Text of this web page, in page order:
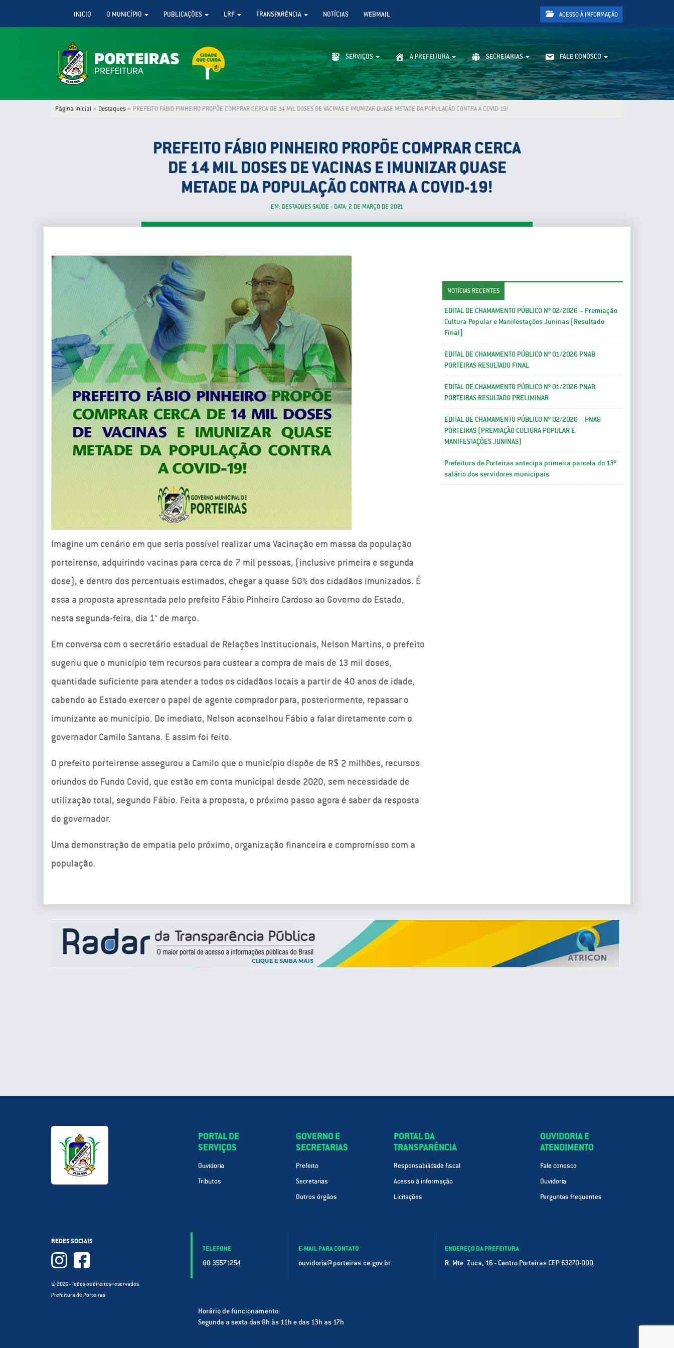
INICIO O MUNICÍPIO PUBLICAÇÕES LRF TRANSPARÊNCIA NOTÍCIAS WEBMAIL ACESSO À INFORMAÇÃO
SERVIÇOS A PREFEITURA SECRETARIAS FALE CONOSCO
Página Inicial » Destaques » PREFEITO FÁBIO PINHEIRO PROPÕE COMPRAR CERCA DE 14 MIL DOSES DE VACINAS E IMUNIZAR QUASE METADE DA POPULAÇÃO CONTRA A COVID-19!
PREFEITO FÁBIO PINHEIRO PROPÕE COMPRAR CERCA
DE 14 MIL DOSES DE VACINAS E IMUNIZAR QUASE
METADE DA POPULAÇÃO CONTRA A COVID-19!
EM: DESTAQUES SAÚDE - DATA: 2 DE MARÇO DE 2021
Imagine um cenário em que seria possível realizar uma Vacinação em massa da população
porteirense, adquirindo vacinas para cerca de 7 mil pessoas, (inclusive primeira e segunda
dose), e dentro dos percentuais estimados, chegar a quase 50% dos cidadãos imunizados. É
essa a proposta apresentada pelo prefeito Fábio Pinheiro Cardoso ao Governo do Estado,
nesta segunda-feira, dia 1° de março.
Em conversa com o secretário estadual de Relações Institucionais, Nelson Martins, o prefeito
sugeriu que o município tem recursos para custear a compra de mais de 13 mil doses,
quantidade suficiente para atender a todos os cidadãos locais a partir de 40 anos de idade,
cabendo ao Estado exercer o papel de agente comprador para, posteriormente, repassar o
imunizante ao município. De imediato, Nelson aconselhou Fábio a falar diretamente com o
governador Camilo Santana. E assim foi feito.
O prefeito porteirense assegurou a Camilo que o município dispõe de R$ 2 milhões, recursos
oriundos do Fundo Covid, que estão em conta municipal desde 2020, sem necessidade de
utilização total, segundo Fábio. Feita a proposta, o próximo passo agora é saber da resposta
do governador.
Uma demonstração de empatia pelo próximo, organização financeira e compromisso com a
população.
NOTÍCIAS RECENTES
EDITAL DE CHAMAMENTO PÚBLICO Nº 02/2026 – Premiação
Cultura Popular e Manifestações Juninas [Resultado
Final]
EDITAL DE CHAMAMENTO PÚBLICO Nº 01/2026 PNAB
PORTEIRAS RESULTADO FINAL
EDITAL DE CHAMAMENTO PÚBLICO Nº 01/2026 PNAB
PORTEIRAS RESULTADO PRELIMINAR
EDITAL DE CHAMAMENTO PÚBLICO Nº 02/2026 – PNAB
PORTEIRAS (PREMIAÇÃO CULTURA POPULAR E
MANIFESTAÇÕES JUNINAS)
Prefeitura de Porteiras antecipa primeira parcela do 13º
salário dos servidores municipais
PORTAL DE
SERVIÇOS
Ouvidoria
Tributos
GOVERNO E
SECRETARIAS
Prefeito
Secretarias
Outros órgãos
PORTAL DA
TRANSPARÊNCIA
Responsabilidade fiscal
Acesso à informação
Licitações
OUVIDORIA E
ATENDIMENTO
Fale conosco
Ouvidoria
Perguntas frequentes
REDES SOCIAIS
© 2025 - Todos os direitos reservados
Prefeitura de Porteiras
TELEFONE
88 3557.1254
E-MAIL PARA CONTATO
ouvidoria@porteiras.ce.gov.br
ENDEREÇO DA PREFEITURA
R. Mte. Zuca, 16 - Centro Porteiras CEP 63270-000
Horário de funcionamento:
Segunda a sexta das 8h às 11h e das 13h as 17h